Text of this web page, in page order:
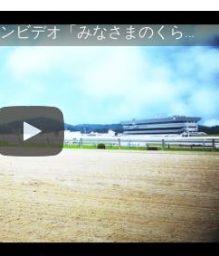
地方競馬プロモーションビデオ「みなさまのくらしのために」30秒篇｜NAR公式